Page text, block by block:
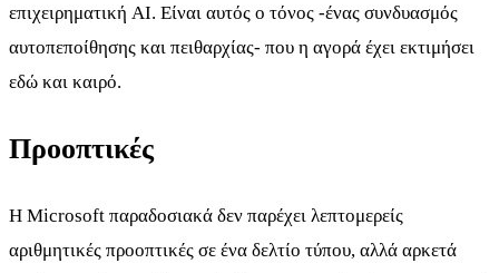
επιχειρηματική AI. Είναι αυτός ο τόνος -ένας συνδυασμός
αυτοπεποίθησης και πειθαρχίας- που η αγορά έχει εκτιμήσει
εδώ και καιρό.
Προοπτικές
Η Microsoft παραδοσιακά δεν παρέχει λεπτομερείς
αριθμητικές προοπτικές σε ένα δελτίο τύπου, αλλά αρκετά